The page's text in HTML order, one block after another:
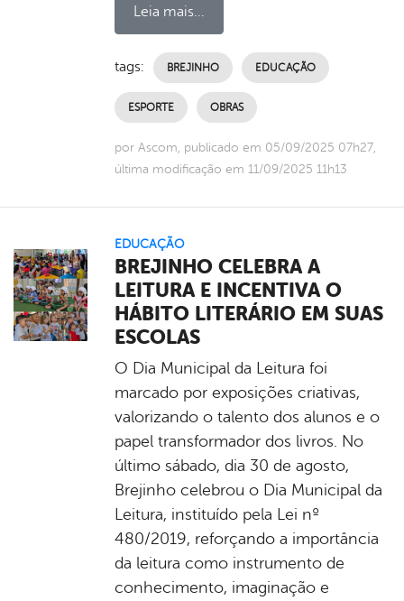
Leia mais...
tags: BREJINHO EDUCAÇÃO
ESPORTE OBRAS
por Ascom, publicado em 05/09/2025 07h27,
última modificação em 11/09/2025 11h13
EDUCAÇÃO
BREJINHO CELEBRA A
LEITURA E INCENTIVA O
HÁBITO LITERÁRIO EM SUAS
ESCOLAS
O Dia Municipal da Leitura foi
marcado por exposições criativas,
valorizando o talento dos alunos e o
papel transformador dos livros. No
último sábado, dia 30 de agosto,
Brejinho celebrou o Dia Municipal da
Leitura, instituído pela Lei nº
480/2019, reforçando a importância
da leitura como instrumento de
conhecimento, imaginação e